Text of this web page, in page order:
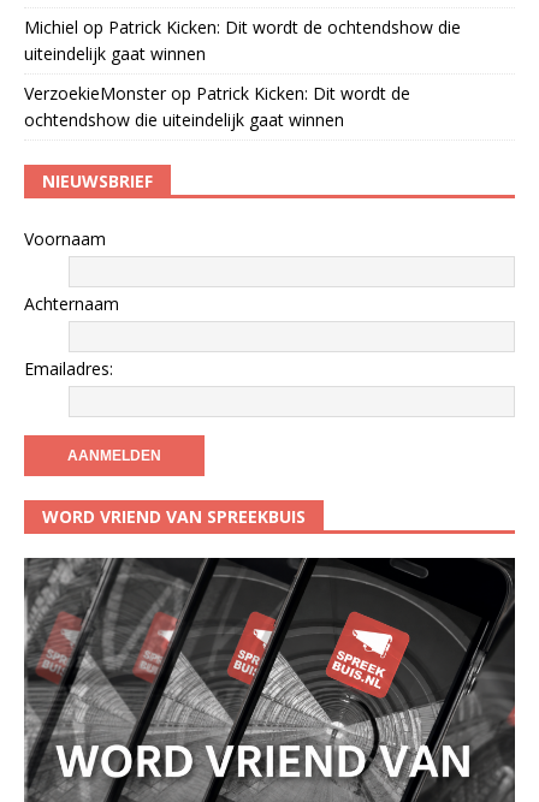
Michiel op Patrick Kicken: Dit wordt de ochtendshow die
uiteindelijk gaat winnen
VerzoekieMonsterop Patrick Kicken: Dit wordt de
ochtendshow die uiteindelijk gaat winnen
NIEUWSBRIEF
Voornaam
Achternaam
Emailadres:
WORD VRIEND VAN SPREEKBUIS